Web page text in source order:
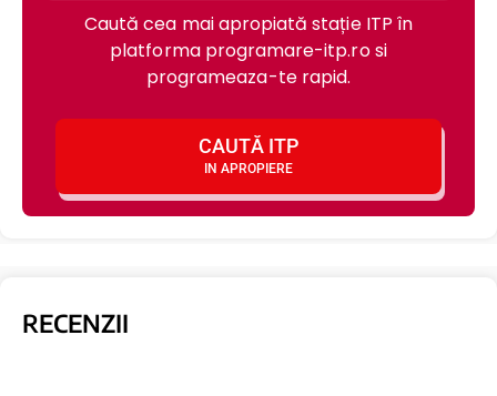
Caută cea mai apropiată stație ITP în
platforma programare-itp.ro si
programeaza-te rapid.
CAUTĂ ITP
IN APROPIERE
RECENZII